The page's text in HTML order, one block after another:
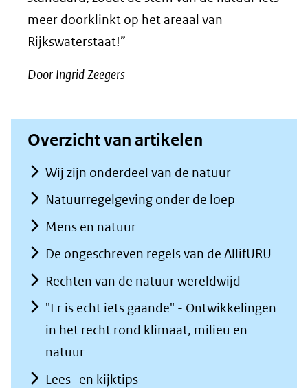
meer doorklinkt op het areaal van
Rijkswaterstaat!”
Door Ingrid Zeegers
Overzicht van artikelen
Wij zijn onderdeel van de natuur
Natuurregelgeving onder de loep
Mens en natuur
De ongeschreven regels van de AllifURU
Rechten van de natuur wereldwijd
"Er is echt iets gaande" - Ontwikkelingen
in het recht rond klimaat, milieu en
natuur
Lees- en kijktips